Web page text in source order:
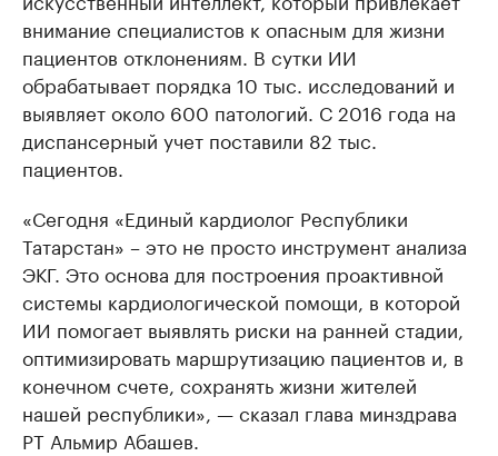
внимание специалистов к опасным для жизни
пациентов отклонениям. В сутки ИИ
обрабатывает порядка 10 тыс. исследований и
выявляет около 600 патологий. С 2016 года на
диспансерный учет поставили 82 тыс.
пациентов.
«Сегодня «Единый кардиолог Республики
Татарстан» – это не просто инструмент анализа
ЭКГ. Это основа для построения проактивной
системы кардиологической помощи, в которой
ИИ помогает выявлять риски на ранней стадии,
оптимизировать маршрутизацию пациентов и, в
конечном счете, сохранять жизни жителей
нашей республики», — сказал глава минздрава
РТ Альмир Абашев.